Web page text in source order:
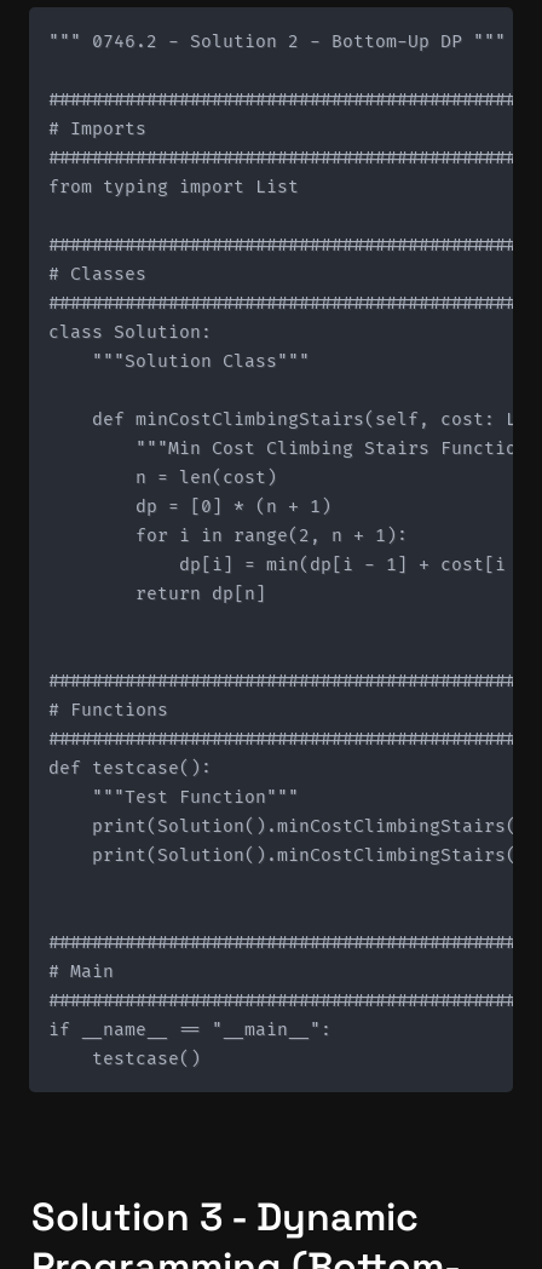
""" 0746.2 - Solution 2 - Bottom-Up DP """
# Imports
from typing import List
# Classes
class Solution:
    """Solution Class"""
def minCostClimbingStairs(self, cost:
"""Min Cost Climbing Stairs
        n = len(cost)
        dp = [0] * (n + 1)
        for i in range(2, n + 1):
dp[i] = min(dp[i - 1] + cost[i -
        return dp[n]
# Functions
def testcase():
    """Test Function"""
# Main
if __name__ == "__main__":
Solution 3 - Dynamic